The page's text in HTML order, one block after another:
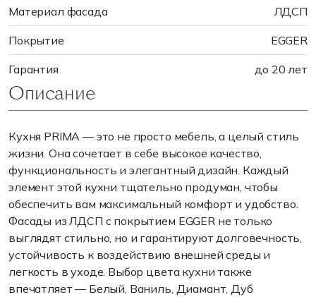
Материал фасада ЛДСП
Покрытие EGGER
Гарантия до 20 лет
Описание
Кухня PRIMA — это не просто мебель, а целый стиль
жизни. Она сочетает в себе высокое качество,
функциональность и элегантный дизайн. Каждый
элемент этой кухни тщательно продуман, чтобы
обеспечить вам максимальный комфорт и удобство.
Фасады из ЛДСП с покрытием EGGER не только
выглядят стильно, но и гарантируют долговечность,
устойчивость к воздействию внешней среды и
легкость в уходе. Выбор цвета кухни также
впечатляет — Белый, Ваниль, Диамант, Дуб